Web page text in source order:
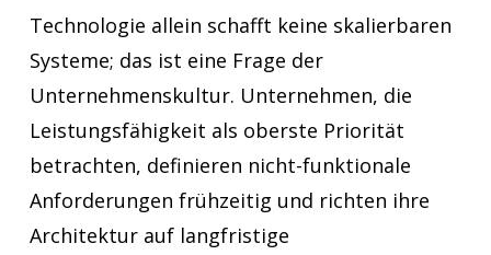
Technologie allein schafft keine skalierbaren
Systeme; das ist eine Frage der
Unternehmenskultur. Unternehmen, die
Leistungsfähigkeit als oberste Priorität
betrachten, definieren nicht-funktionale
Anforderungen frühzeitig und richten ihre
Architektur auf langfristige